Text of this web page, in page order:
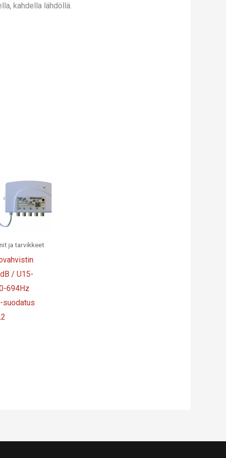
kahdella lähdöllä.
ja tarvikkeet
/ U15-
694Hz
suodatus